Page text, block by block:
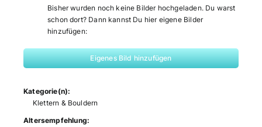
Bisher wurden noch keine Bilder hochgeladen. Du warst
schon dort? Dann kannst Du hier eigene Bilder
hinzufügen:
Eigenes Bild hinzufügen
Kategorie(n):
Klettern & Bouldern
Altersempfehlung: